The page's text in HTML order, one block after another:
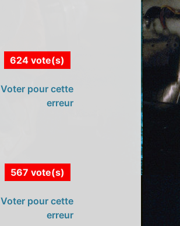
624 vote(s)
Voter pour cette
erreur
567 vote(s)
Voter pour cette
erreur